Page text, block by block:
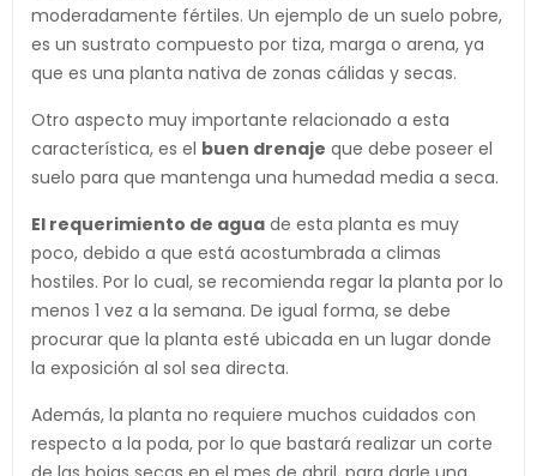
moderadamente fértiles. Un ejemplo de un suelo pobre,
es un sustrato compuesto por tiza, marga o arena, ya
que es una planta nativa de zonas cálidas y secas.
Otro aspecto muy importante relacionado a esta
característica, es el buen drenaje que debe poseer el
suelo para que mantenga una humedad media a seca.
El requerimiento de agua de esta planta es muy
poco, debido a que está acostumbrada a climas
hostiles. Por lo cual, se recomienda regar la planta por lo
menos 1 vez a la semana. De igual forma, se debe
procurar que la planta esté ubicada en un lugar donde
la exposición al sol sea directa.
Además, la planta no requiere muchos cuidados con
respecto a la poda, por lo que bastará realizar un corte